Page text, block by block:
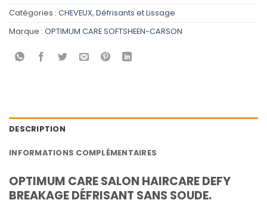
Catégories : CHEVEUX, Défrisants et Lissage
Marque : OPTIMUM CARE SOFTSHEEN-CARSON
DESCRIPTION
INFORMATIONS COMPLÉMENTAIRES
OPTIMUM CARE SALON HAIRCARE DEFY
BREAKAGE DÉFRISANT SANS SOUDE.